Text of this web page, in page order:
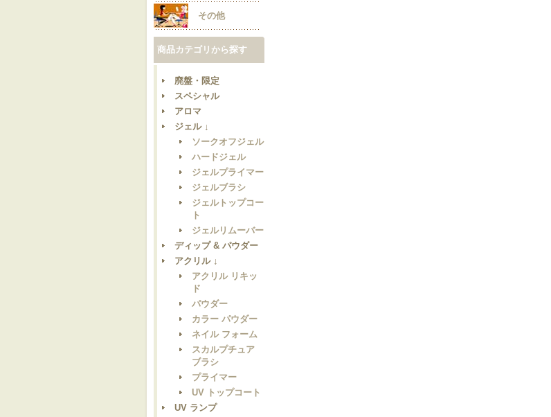
その他
商品カテゴリから探す
廃盤・限定
スペシャル
アロマ
ジェル ↓
ソークオフジェル
ハードジェル
ジェルプライマー
ジェルブラシ
ジェルトップコー
ト
ジェルリムーバー
ディップ & パウダー
アクリル ↓
アクリル リキッ
ド
パウダー
カラー パウダー
ネイル フォーム
スカルプチュア
ブラシ
プライマー
UV トップコート
UV ランプ